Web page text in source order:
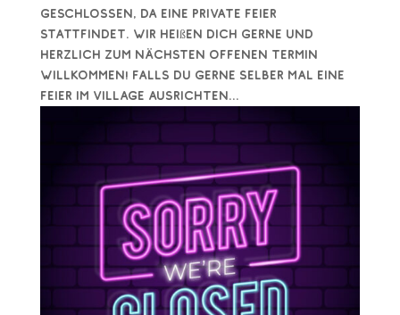
geschlossen, da eine private Feier
stattfindet. Wir heißen dich gerne und
herzlich zum nächsten offenen Termin
willkommen! Falls du gerne selber mal eine
Feier im Village ausrichten...